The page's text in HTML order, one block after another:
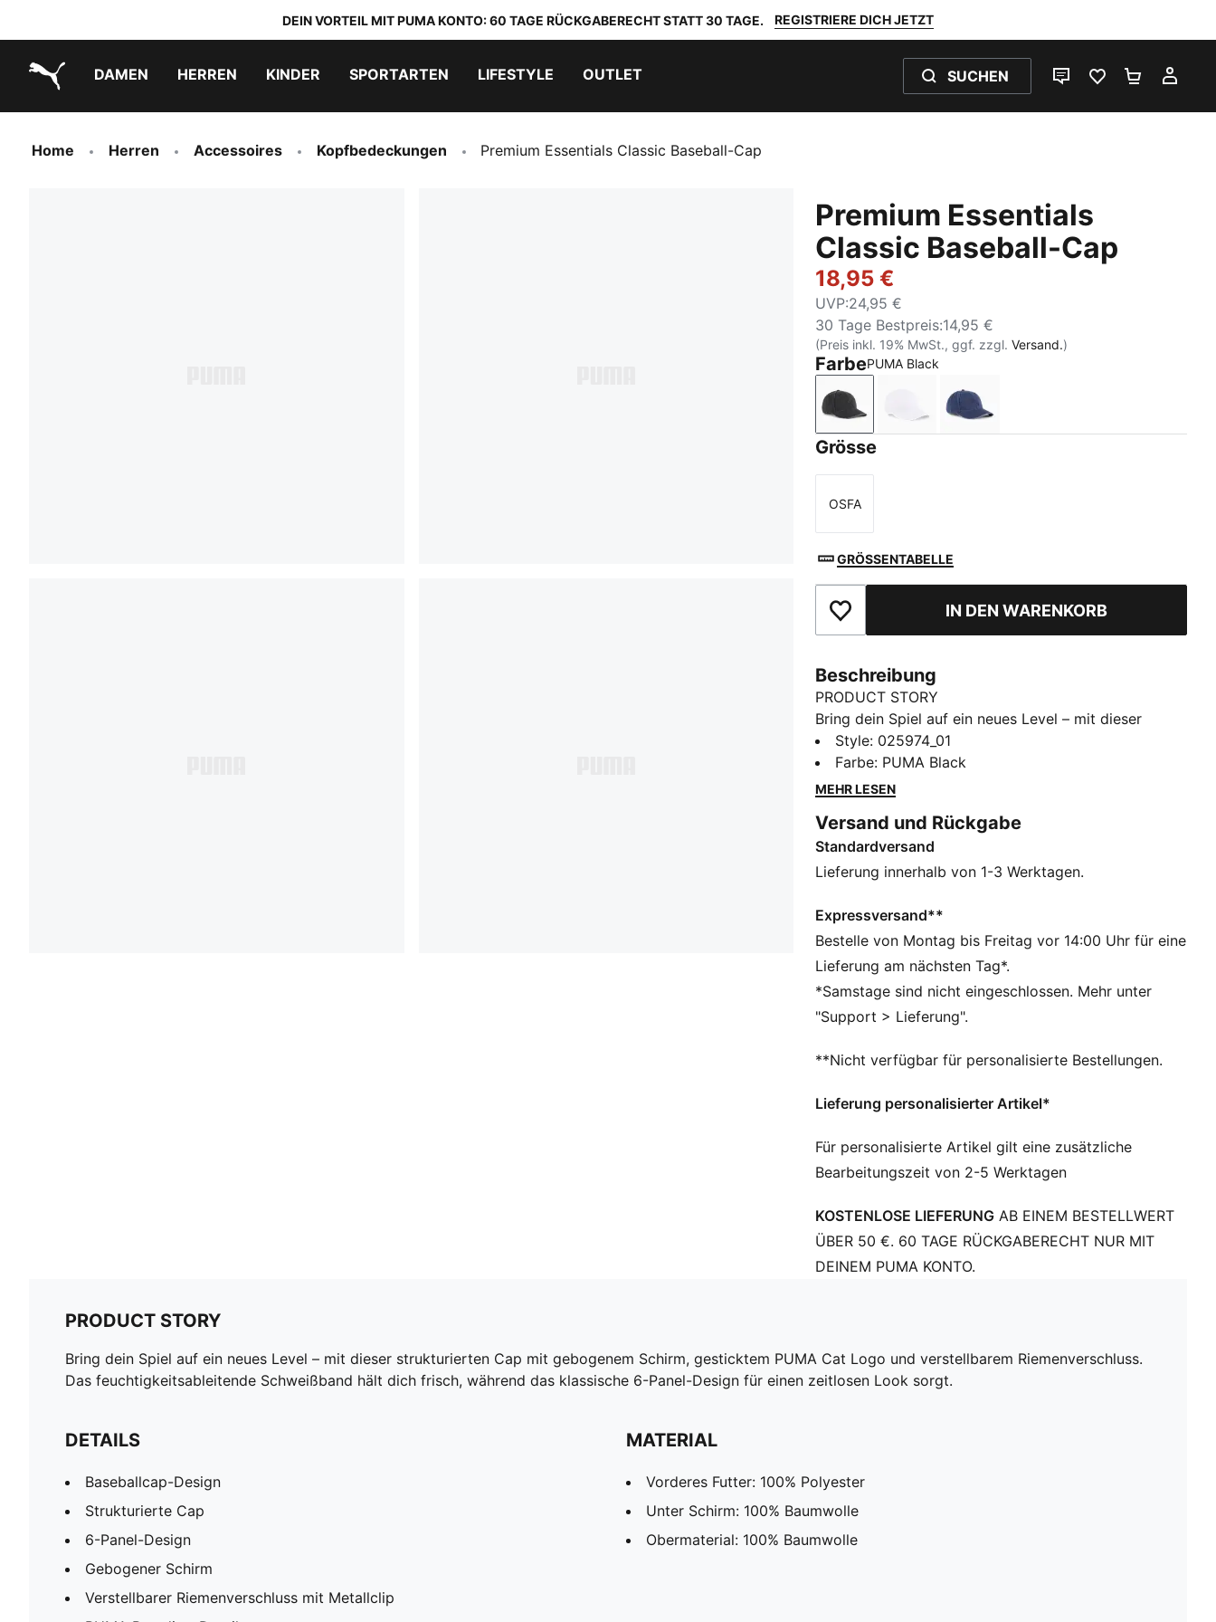
DEIN VORTEIL MIT PUMA KONTO: 60 TAGE RÜCKGABERECHT STATT 30 TAGE. REGISTRIERE DICH JETZT
DAMEN HERREN KINDER SPORTARTEN LIFESTYLE OUTLET SUCHEN
LIVE-CHATFAVORITEN 0
Home Herren Accessoires Kopfbedeckungen Premium Essentials Classic Baseball-Cap
Premium Essentials
Classic Baseball-Cap
18,95 €
UVP:24,95 €
30 Tage Bestpreis:14,95 €
(Preis inkl. 19% MwSt., ggf. zzgl.Versand.)
FarbePUMA Black
PUMA BlackPUMA WhitePUMA Navy
Grösse
Größe
OSFA
GRÖSSENTABELLE
Zu Favoriten hinzufügenIN DEN WARENKORB
Beschreibung
PRODUCT STORY
Bring dein Spiel auf ein neues Level – mit dieser
strukturierten Cap mit gebogenem Schirm,
gesticktem PUMA Cat Logo und verstellbarem
Riemenverschluss. Das feuchtigkeitsableitende
6-Panel-Design für einen zeitlosen Look sorgt.
DETAILS
Baseballcap-Design
6-Panel-Design
Gebogener Schirm
Verstellbarer Riemenverschluss mit Metallclip
PUMA Branding-Details
Style: 025974_01
Farbe: PUMA Black
MEHR LESEN
Versand und Rückgabe
Standardversand
Lieferung innerhalb von 1-3 Werktagen.
Expressversand**
Bestelle von Montag bis Freitag vor 14:00 Uhr für eine
Lieferung am nächsten Tag*.
*Samstage sind nicht eingeschlossen. Mehr unter
"Support > Lieferung".
**Nicht verfügbar für personalisierte Bestellungen.
Lieferung personalisierter Artikel*
Für personalisierte Artikel gilt eine zusätzliche
Bearbeitungszeit von 2-5 Werktagen
KOSTENLOSE LIEFERUNG AB EINEM BESTELLWERT
ÜBER 50 €. 60 TAGE RÜCKGABERECHT NUR MIT
DEINEM PUMA KONTO.
PRODUCT STORY
Bring dein Spiel auf ein neues Level – mit dieser strukturierten Cap mit gebogenem Schirm, gesticktem PUMA Cat Logo und verstellbarem Riemenverschluss.
Das feuchtigkeitsableitende Schweißband hält dich frisch, während das klassische 6-Panel-Design für einen zeitlosen Look sorgt.
DETAILS
Baseballcap-Design
Strukturierte Cap
6-Panel-Design
Gebogener Schirm
Verstellbarer Riemenverschluss mit Metallclip
MATERIAL
Vorderes Futter: 100% Polyester
Unter Schirm: 100% Baumwolle
Obermaterial: 100% Baumwolle